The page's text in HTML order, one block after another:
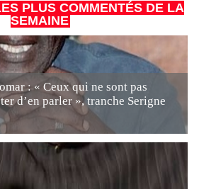
PLUS COMMENTÉS DE LA
SEMAINE
: « Ceux qui ne sont pas
d’en parler », tranche Serigne